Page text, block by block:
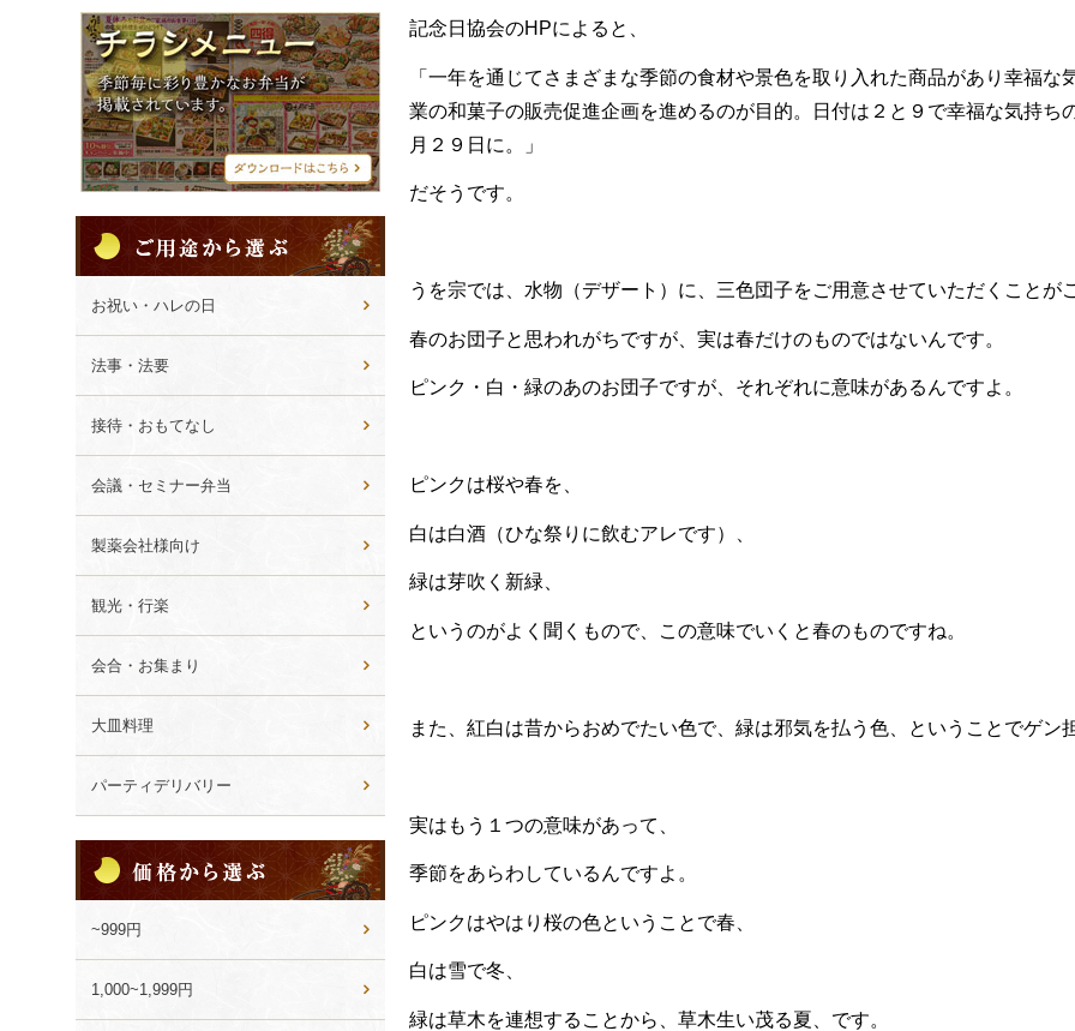
記念日協会のHPによると、
「一年を通じてさまざまな季節の食材や景色を取り入れた商品があり幸福
業の和菓子の販売促進企画を進めるのが目的。日付は２と９で幸福な気持
月２９日に。」
だそうです。
うを宗では、水物（デザート）に、三色団子をご用意させていただくことが
春のお団子と思われがちですが、実は春だけのものではないんです。
ピンク・白・緑のあのお団子ですが、それぞれに意味があるんですよ。
ピンクは桜や春を、
白は白酒（ひな祭りに飲むアレです）、
緑は芽吹く新緑、
というのがよく聞くもので、この意味でいくと春のものですね。
また、紅白は昔からおめでたい色で、緑は邪気を払う色、ということでゲン
実はもう１つの意味があって、
季節をあらわしているんですよ。
ピンクはやはり桜の色ということで春、
白は雪で冬、
緑は草木を連想することから、草木生い茂る夏、です。
チ
ラ
シ
メ
ニ
ュ
ー
用
途
か
ら
選
ぶ
お祝い・ハレの日
法事・法要
接待・おもてなし
会議・セミナー弁当
製薬会社様向け
観光・行楽
会合・お集まり
大皿料理
パーティデリバリー
格
か
ら
選
ぶ
~999円
1,000~1,999円